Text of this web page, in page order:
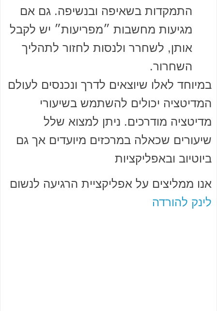
התמקדות בשאיפה ובנשיפה. גם אם
מגיעות מחשבות ״מפריעות״ יש לקבל
אותן, לשחרר ולנסות לחזור לתהליך
השחרור.
במיוחד לאלו שיוצאים לדרך ונכנסים לעולם
המדיטציה יכולים להשתמש בשיעורי
מדיטציה מודרכים. ניתן למצוא שלל
שיעורים שכאלה במרכזים מיועדים אך גם
ביוטיוב ובאפליקציות
אנו ממליצים על אפליקציית הרגיעה לנשום
לינק להורדה